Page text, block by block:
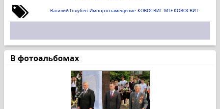
Василий Голубев Импортозамещение КОВОСВИТ МТЕ КОВОСВИТ
В фотоальбомах